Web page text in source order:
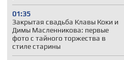
01:35
Закрытая свадьба Клавы Коки и
Димы Масленникова: первые
фото с тайного торжества в
стиле старины